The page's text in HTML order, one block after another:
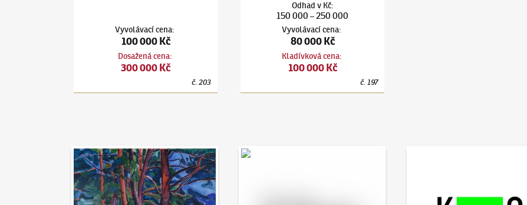
Vyvolávací cena:
100 000 Kč
Dosažená cena:
300 000 Kč
č. 203
Odhad v Kč:
150 000– 250 000
Vyvolávací cena:
80 000 Kč
Kladívková cena:
100 000 Kč
č. 197
Aukční den 95 Dražit online - Artslimit